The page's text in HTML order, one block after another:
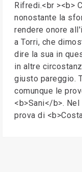
Rifredi.<br ><b>
nonostante la
rendere onore
a Torri, che
dire la sua in
in altre
giusto pareggio.
comunque le
<b>Sani</b>.
prova di